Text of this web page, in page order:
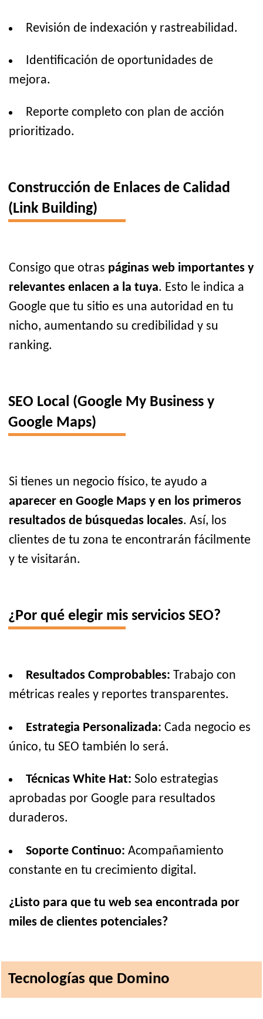
Revisión de indexación y rastreabilidad.
Identificación de oportunidades de
mejora.
Reporte completo con plan de acción
prioritizado.
Construcción de Enlaces de Calidad
(Link Building)
Consigo que otras páginas web importantes y
relevantes enlacen a la tuya. Esto le indica a
Google que tu sitio es una autoridad en tu
nicho, aumentando su credibilidad y su
ranking.
SEO Local (Google My Business y
Google Maps)
Si tienes un negocio físico, te ayudo a
aparecer en Google Maps y en los primeros
resultados de búsquedas locales. Así, los
clientes de tu zona te encontrarán fácilmente
y te visitarán.
¿Por qué elegir mis servicios SEO?
Resultados Comprobables: Trabajo con
métricas reales y reportes transparentes.
Estrategia Personalizada: Cada negocio es
único, tu SEO también lo será.
Técnicas White Hat: Solo estrategias
aprobadas por Google para resultados
duraderos.
Soporte Continuo: Acompañamiento
constante en tu crecimiento digital.
¿Listo para que tu web sea encontrada por
miles de clientes potenciales?
Tecnologías que Domino